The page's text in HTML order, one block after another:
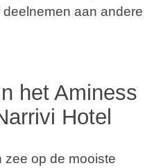
aan andere
het Aminess
Hotel
zee op de mooiste